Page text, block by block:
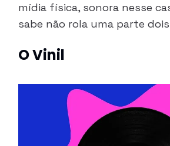
mídia física, sonora nesse
sabe não rola uma parte
O Vinil